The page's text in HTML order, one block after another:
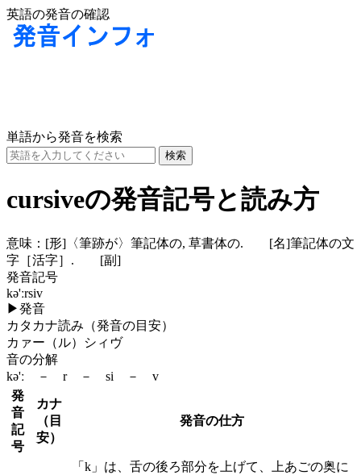
英語の発音の確認
単語から発音を検索
cursiveの発音記号と読み方
意味： [形] 〈筆跡が〉筆記体の, 草書体の. [名]筆記体の文
字［活字］. [副]
発音記号
kə'ːrsiv
▶発音
カタカナ読み（発音の目安）
カァー（ル）シィヴ
音の分解
kə'ː － r － si － v
発
音
記
号
カナ
（目
安）
発音の仕方
「k」は、舌の後ろ部分を上げて、上あごの奥に